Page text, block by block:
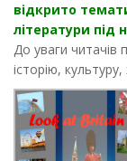
відкрито
літератури під
До уваги читачів
історію,